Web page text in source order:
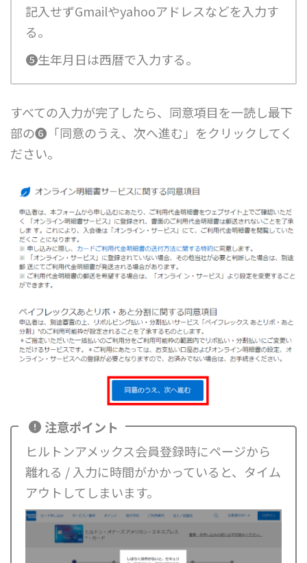
記入せずGmailやyahooアドレスなどを入力す
る。
❺生年月日は西暦で入力する。
すべての入力が完了したら、同意項目を一読し最下
部の❻ 「同意のうえ、次へ進む」 をクリックしてく
ださい。
注意ポイント
ヒルトンアメックス会員登録時にページから
離れる / 入力に時間がかかっていると、タイム
アウトしてしまいます。